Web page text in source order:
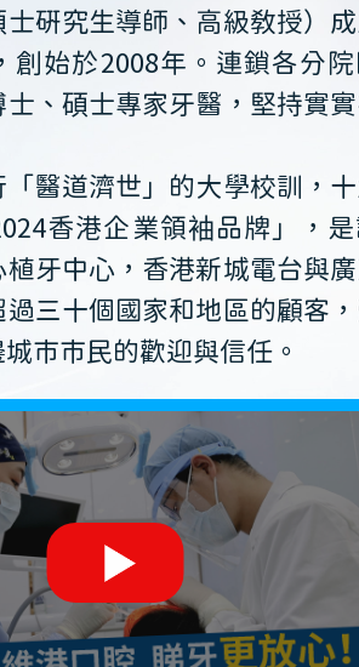
研究生導師、高級教授）
創始於2008年。連鎖各分
士、碩士專家牙醫，堅持實
醫道濟世」的大學校訓，
香港企業領袖品牌」，
牙中心，香港新城電台與
三十個國家和地區的顧客
市市民的歡迎與信任。